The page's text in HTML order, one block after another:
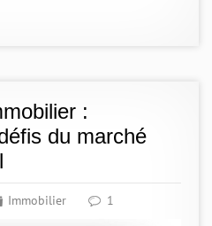
:
du marché
Immobilier 1